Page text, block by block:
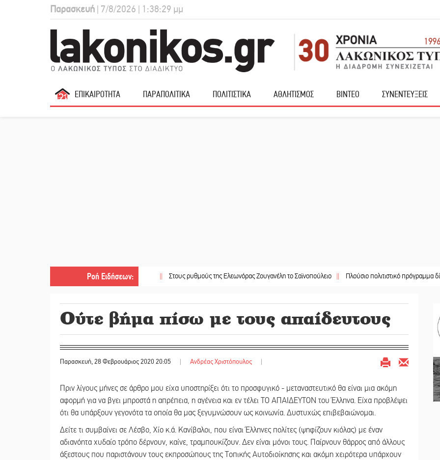
Παρασκευή | 7/8/2026 | 1:38:30 μμ
ΕΠΙΚΑΙΡΟΤΗΤΑ ΠΑΡΑΠΟΛΙΤΙΚΑ ΠΟΛΙΤΙΣΤΙΚΑ ΑΘΛΗΤΙΣΜΟΣ ΒΙΝΤΕΟ ΣΥΝΕΝΤΕΥΞΕΙΣ
Ροή Ειδήσεων:
|| Στους ρυθμούς της Ελεωνόρας Ζουγανέλη το Σαϊνοπούλειο || Πλούσιο πολιτιστικό πρόγραμμα δίνει
Ούτε βήμα πίσω με τους απαίδευτους
Παρασκευή, 28 Φεβρουάριος 2020 20:05 | Ανδρέας Χριστόπουλος |
Πριν λίγους μήνες σε άρθρο μου είχα υποστηρίξει ότι το προσφυγικό - μεταναστευτικό θα είναι μια ακόμη
αφορμή για να βγει μπροστά η απρέπεια, η αγένεια και εν τέλει ΤΟ ΑΠΑΙΔΕΥΤΟΝ του Έλληνα. Είχα προβλέψει
ότι θα υπάρξουν γεγονότα τα οποία θα μας ξεγυμνώσουν ως κοινωνία. Δυστυχώς επιβεβαιώνομαι.
Δείτε τι συμβαίνει σε Λέσβο, Χίο κ.ά. Κανίβαλοι, που είναι Έλληνες πολίτες (ψηφίζουν κιόλας) με έναν
αδιανόητα χυδαίο τρόπο δέρνουν, καίνε, τραμπουκίζουν. Δεν είναι μόνοι τους. Παίρνουν θάρρος από άλλους
άξεστους που παριστάνουν τους εκπροσώπους της Τοπικής Αυτοδιοίκησης και ακόμη χειρότερα υπάρχουν